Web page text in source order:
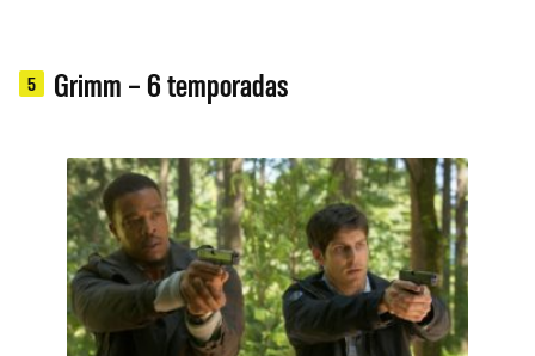
5 Grimm – 6 temporadas